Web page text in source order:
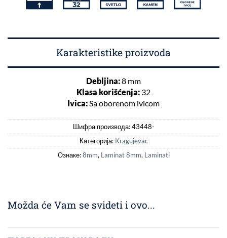
Karakteristike proizvoda
Debljina:8 mm
Klasa korišćenja: 32
Ivica:Sa oborenom ivicom
Шифра производа:43448-
Категорија: Kragujevac
Ознаке:8mm, Laminat 8mm, Laminati
Možda će Vam se svideti i ovo...